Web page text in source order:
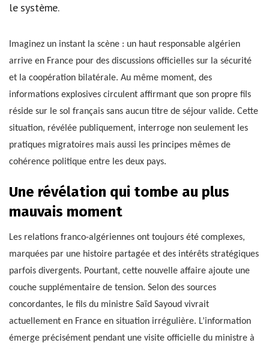
le système.
Imaginez un instant la scène : un haut responsable algérien
arrive en France pour des discussions officielles sur la sécurité
et la coopération bilatérale. Au même moment, des
informations explosives circulent affirmant que son propre fils
réside sur le sol français sans aucun titre de séjour valide. Cette
situation, révélée publiquement, interroge non seulement les
pratiques migratoires mais aussi les principes mêmes de
cohérence politique entre les deux pays.
Une révélation qui tombe au plus
mauvais moment
Les relations franco-algériennes ont toujours été complexes,
marquées par une histoire partagée et des intérêts stratégiques
parfois divergents. Pourtant, cette nouvelle affaire ajoute une
couche supplémentaire de tension. Selon des sources
concordantes, le fils du ministre Saïd Sayoud vivrait
actuellement en France en situation irrégulière. L’information
émerge précisément pendant une visite officielle du ministre à